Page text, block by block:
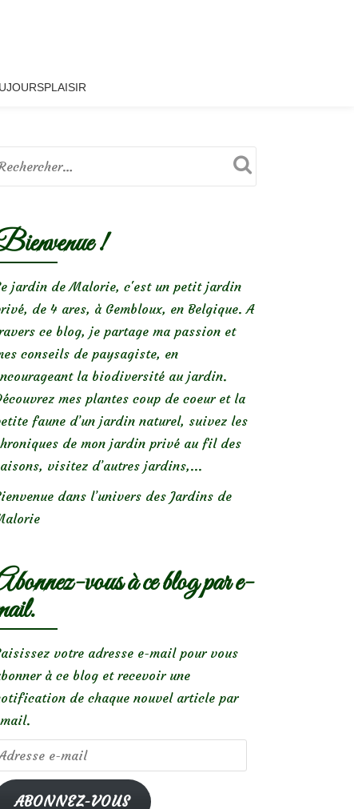
!
jardin de Malorie, c'est un petit jardin
de 4 ares, à Gembloux, en Belgique. A
ce blog, je partage ma passion et
conseils de paysagiste, en
la biodiversité au jardin.
mes plantes coup de coeur et la
faune d’un jardin naturel, suivez les
de mon jardin privé au fil des
visitez d’autres jardins,...
dans l’univers des Jardins de
vous à ce blog par e-
votre adresse e-mail pour vous
à ce blog et recevoir une
de chaque nouvel article par
Adresse
ABONNEZ-VOUS